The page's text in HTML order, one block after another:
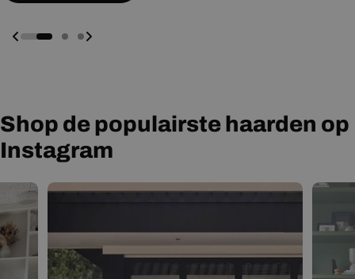
Shop de populairste haarden op
Instagram